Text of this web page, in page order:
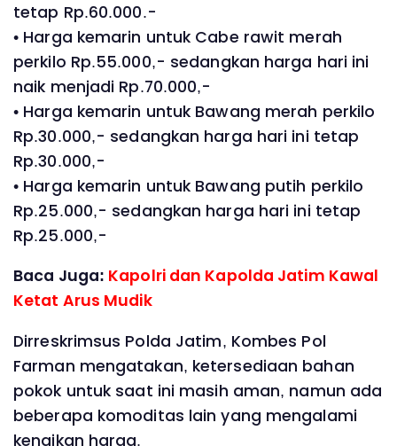
tetap Rp.60.000.-
• Harga kemarin untuk Cabe rawit merah
perkilo Rp.55.000,- sedangkan harga hari ini
naik menjadi Rp.70.000,-
• Harga kemarin untuk Bawang merah perkilo
Rp.30.000,- sedangkan harga hari ini tetap
Rp.30.000,-
• Harga kemarin untuk Bawang putih perkilo
Rp.25.000,- sedangkan harga hari ini tetap
Rp.25.000,-
Baca Juga: Kapolri dan Kapolda Jatim Kawal
Ketat Arus Mudik
Dirreskrimsus Polda Jatim, Kombes Pol
Farman mengatakan, ketersediaan bahan
pokok untuk saat ini masih aman, namun ada
beberapa komoditas lain yang mengalami
kenaikan harga.